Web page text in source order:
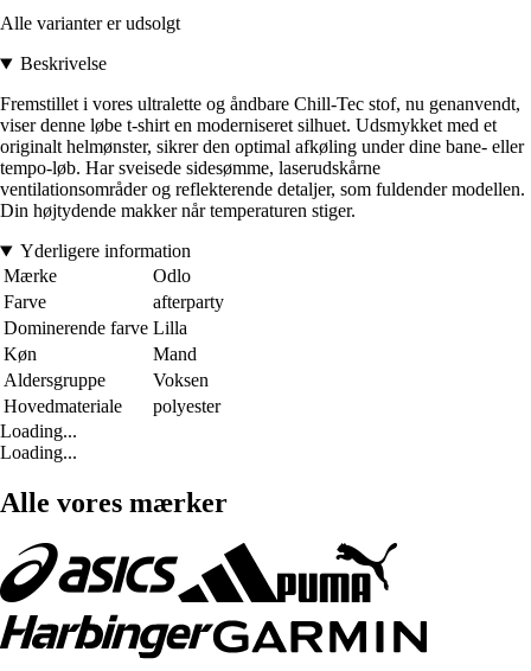
Alle varianter er udsolgt
Beskrivelse
Fremstillet i vores ultralette og åndbare Chill-Tec stof, nu genanvendt,
viser denne løbe t-shirt en moderniseret silhuet. Udsmykket med et
originalt helmønster, sikrer den optimal afkøling under dine bane- eller
tempo-løb. Har sveisede sidesømme, laserudskårne
ventilationsområder og reflekterende detaljer, som fuldender modellen.
Din højtydende makker når temperaturen stiger.
Yderligere information
Mærke
Odlo
Farve
afterparty
Dominerende farve Lilla
Køn
Mand
Aldersgruppe
Voksen
Hovedmateriale
polyester
Loading...
Loading...
Alle vores mærker